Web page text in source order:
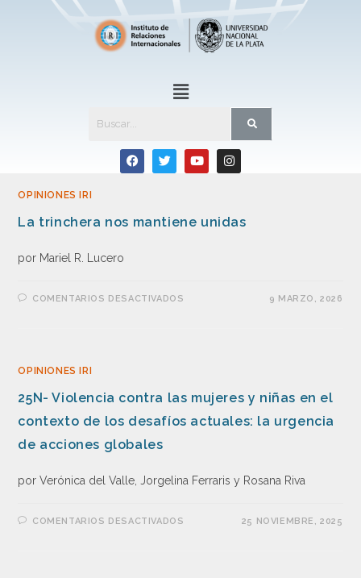
OPINIONES IRI
La trinchera nos mantiene unidas
por Mariel R. Lucero
COMENTARIOS DESACTIVADOS 9 MARZO, 2026
OPINIONES IRI
25N- Violencia contra las mujeres y niñas en el
contexto de los desafíos actuales: la urgencia
de acciones globales
por Verónica del Valle, Jorgelina Ferraris y Rosana Riva
COMENTARIOS DESACTIVADOS 25 NOVIEMBRE, 2025